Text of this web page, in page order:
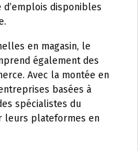
disponibles
en magasin, le
également des
Avec la montée en
basées à
spécialistes du
leurs plateformes en